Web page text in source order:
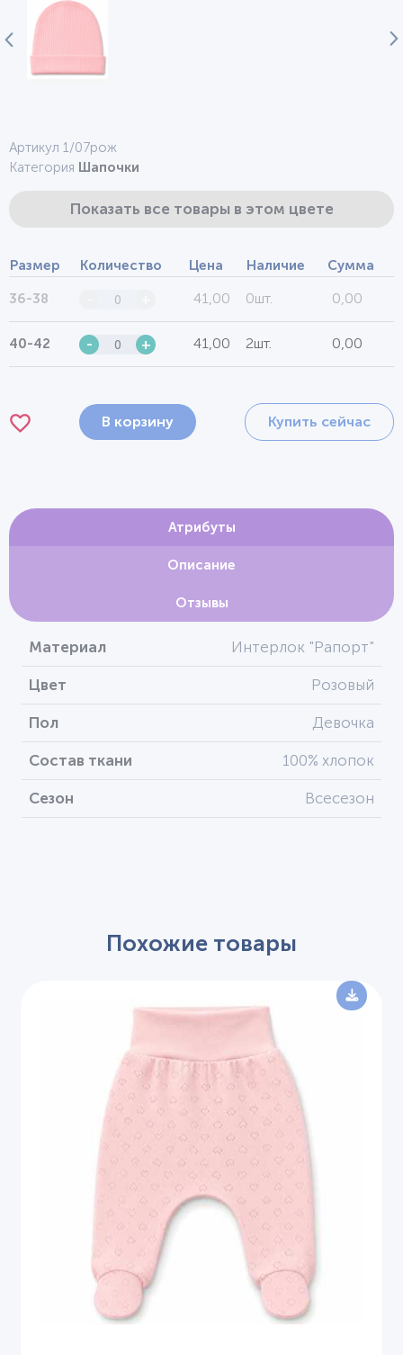
Артикул 1/07рож
Категория Шапочки
Показать все товары в этом цвете
Размер Количество Цена Наличие Сумма
36-38 41,00 0шт. 0,00
40-42 - + 41,00 2шт. 0,00
В корзину Купить сейчас
Атрибуты
Описание
Отзывы
Материал Интерлок "Рапорт"
Цвет Розовый
Пол Девочка
Состав ткани 100% хлопок
Сезон Всесезон
Похожие товары